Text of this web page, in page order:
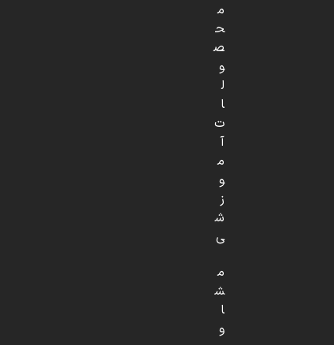
م
ح
ص
و
ل
ا
ت
آ
م
و
ز
ش
ی
م
ش
ا
و